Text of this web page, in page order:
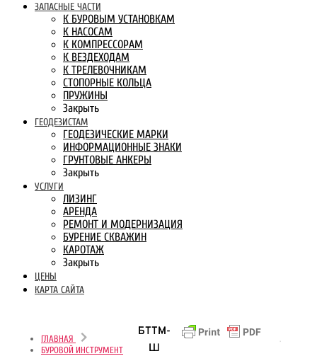
ЗАПАСНЫЕ ЧАСТИ
К БУРОВЫМ УСТАНОВКАМ
К НАСОСАМ
К КОМПРЕССОРАМ
К ВЕЗДЕХОДАМ
К ТРЕЛЕВОЧНИКАМ
СТОПОРНЫЕ КОЛЬЦА
ПРУЖИНЫ
Закрыть
ГЕОДЕЗИСТАМ
ГЕОДЕЗИЧЕСКИЕ МАРКИ
ИНФОРМАЦИОННЫЕ ЗНАКИ
ГРУНТОВЫЕ АНКЕРЫ
Закрыть
УСЛУГИ
ЛИЗИНГ
АРЕНДА
РЕМОНТ И МОДЕРНИЗАЦИЯ
БУРЕНИЕ СКВАЖИН
КАРОТАЖ
Закрыть
ЦЕНЫ
КАРТА САЙТА
ГЛАВНАЯ
БУРОВОЙ ИНСТРУМЕНТ
БТТМ-
Ш
.